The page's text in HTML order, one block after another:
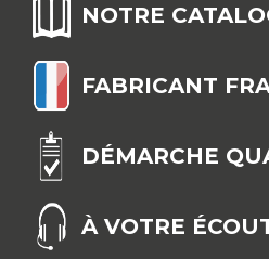
NOTRE
FABRICANT
DÉMARCHE
À VOTRE